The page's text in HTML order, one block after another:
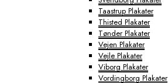
Taastrup Plakater
Thisted Plakater
Tønder Plakater
Vejen Plakater
Vejle Plakater
Viborg Plakater
Vordingborg Plakater